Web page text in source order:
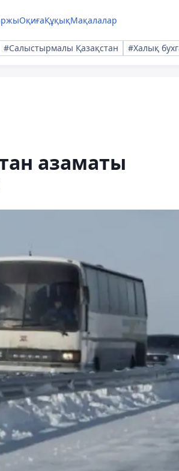
ОқиғаҚұқықМақалалар
#Салыстырмалы Қазақстан #Халық
азаматы